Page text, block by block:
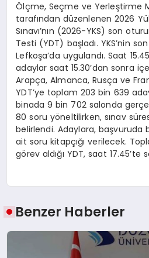
Ölçme, Seçme ve Yerleştirme
tarafından düzenlenen 2026
Sınavı’nın (2026-YKS) son
Testi (YDT) başladı. YKS’nin
Lefkoşa’da uygulandı. Saat
adaylar saat 15.30’dan sonra
Arapça, Almanca, Rusça ve
YDT’ye toplam 203 bin 639
binada 9 bin 702 salonda
80 soru yöneltilirken, sınav
belirlendi. Adaylara, başvuruda
ait soru kitapçığı verilecek.
görev aldığı YDT, saat 17.45’te
Benzer Haberler